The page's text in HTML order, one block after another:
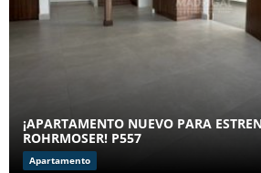
¡APARTAMENTO NUEVO PARA
ROHRMOSER! P557
Apartamento